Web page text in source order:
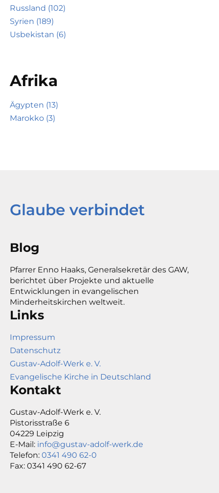
Russland (102)
Syrien (189)
Usbekistan (6)
Afrika
Ägypten (13)
Marokko (3)
Glaube verbindet
Blog
Pfarrer Enno Haaks, Generalsekretär des GAW,
berichtet über Projekte und aktuelle
Entwicklungen in evangelischen
Minderheitskirchen weltweit.
Links
Impressum
Datenschutz
Gustav-Adolf-Werk e. V.
Evangelische Kirche in Deutschland
Kontakt
Gustav-Adolf-Werk e. V.
Pistorisstraße 6
04229 Leipzig
E-Mail: info@gustav-adolf-werk.de
Telefon: 0341 490 62-0
Fax: 0341 490 62-67